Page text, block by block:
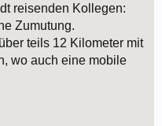
reisenden Kollegen:
Zumutung.
teils 12 Kilometer mit
wo auch eine mobile